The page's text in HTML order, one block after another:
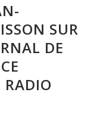
SUR
DE